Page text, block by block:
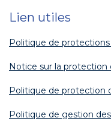
Lien utiles
Politique de
Notice sur la protection
Politique de protection
Politique de gestion